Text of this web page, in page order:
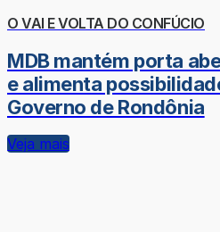
O VAI E VOLTA DO CONFÚCIO
MDB mantém porta
e alimenta
Governo de Rondônia
Veja mais